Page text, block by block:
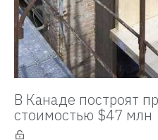
В Канаде построят
стоимостью $47 млн